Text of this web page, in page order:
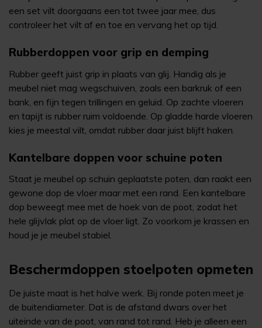
een set vilt doorgaans een tot twee jaar mee, dus
controleer het vilt af en toe en vervang het op tijd.
Rubberdoppen voor grip en demping
Rubber geeft juist grip in plaats van glij. Handig als je
meubel niet mag wegschuiven, zoals een barkruk of een
bank, en fijn tegen trillingen en geluid. Op zachte vloeren
en tapijt is rubber ruim voldoende. Op gladde harde vloeren
kies je meestal vilt, omdat rubber daar juist blijft haken.
Kantelbare doppen voor schuine poten
Staat je meubel op schuin geplaatste poten, dan raakt een
gewone dop de vloer maar met een rand. Een kantelbare
dop beweegt mee met de hoek van de poot, zodat het
hele glijvlak plat op de vloer ligt. Zo voorkom je krassen en
houd je je meubel stabiel.
Beschermdoppen stoelpoten opmeten
De juiste maat is het halve werk. Bij ronde poten meet je
de buitendiameter. Dat is de afstand dwars over het
uiteinde van de poot, van rand tot rand. Heb je alleen een